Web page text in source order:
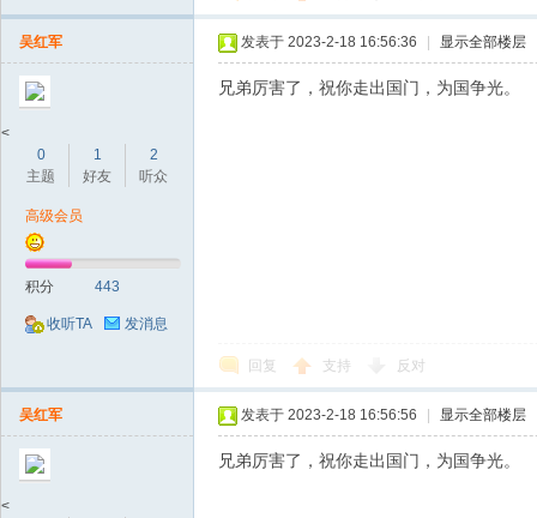
吴红军
<
0
主题
1
好友
2
听众
高级会员
积分 443
收听TA 发消息
发表于 2023-2-18 16:56:36 显示全部楼层
兄弟厉害了，祝你走出国门，为国争光。
回复 支持 反对
吴红军
<
发表于 2023-2-18 16:56:56 显示全部楼层
兄弟厉害了，祝你走出国门，为国争光。